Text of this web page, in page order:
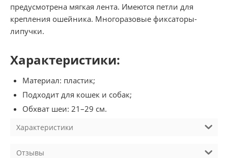
предусмотрена мягкая лента. Имеются петли для
крепления ошейника. Многоразовые фиксаторы-
липучки.
Характеристики:
Материал: пластик;
Подходит для кошек и собак;
Обхват шеи: 21–29 см.
Характеристики
Отзывы